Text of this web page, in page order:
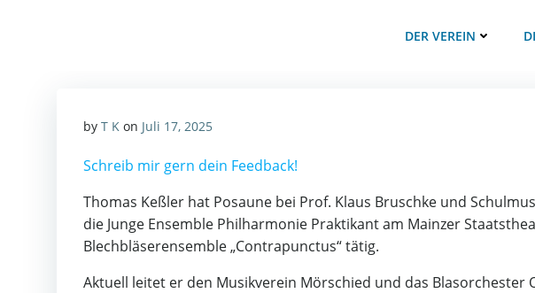
DER VEREIN
by T K on Juli 17, 2025
Schreib mir gern dein Feedback!
Thomas Keßler hat Posaune bei Prof. Klaus Bruschke und
die Junge Ensemble Philharmonie Praktikant am Mainzer
Blechbläserensemble „Contrapunctus“ tätig.
Aktuell leitet er den Musikverein Mörschied und das